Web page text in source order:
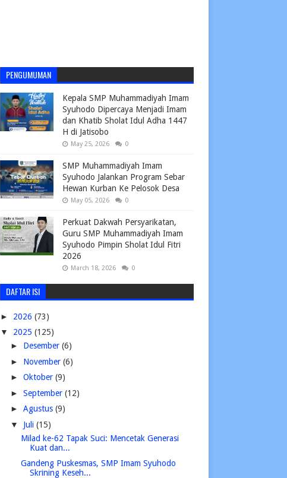
PENGUMUMAN
Kepala SMP Muhammadiyah Imam
Syuhodo Dipercaya Menjadi Imam
dan Khatib Sholat Idul Adha 1447
H di Jatisobo
May 25, 2026 0
SMP Muhammadiyah Imam
Syuhodo Jalankan Program Sebar
Hewan Kurban Ke Pelosok Desa
May 05, 2026 0
Perkuat Dakwah Persyarikatan,
Guru SMP Muhammadiyah Imam
Syuhodo Pimpin Sholat Idul Fitri
2026
March 18, 2026 0
DAFTAR ISI
► 2026 (73)
▼ 2025 (125)
► Desember (6)
► November (6)
► Oktober (9)
► September (12)
► Agustus (9)
▼ Juli (15)
Milad ke-62 Tapak Suci: Mencetak Generasi
Kuat dan...
Gandeng Puskesmas, SMP Imam Syuhodo
Skrining Keseh...